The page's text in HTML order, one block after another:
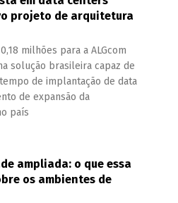
projeto de arquitetura
milhões para a ALGcom
solução brasileira capaz de
de implantação de data
de expansão da
país
ampliada: o que essa
os ambientes de